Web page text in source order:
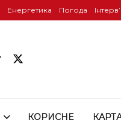
Енергетика Погода
КОРИСНЕ